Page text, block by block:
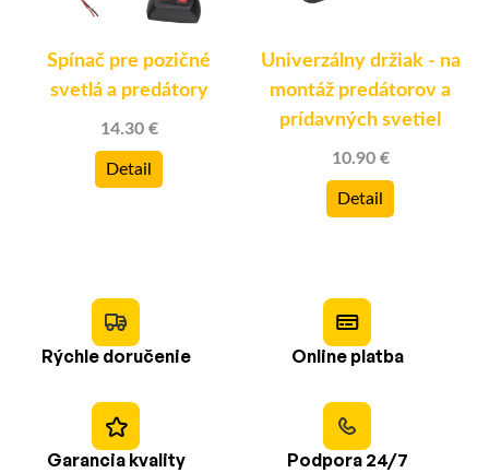
Spínač pre pozičné
svetlá a predátory
14.30 €
Detail
Univerzálny držiak - na
montáž predátorov a
prídavných svetiel
10.90 €
Detail
Rýchle doručenie Online platba
Garancia kvality Podpora 24/7